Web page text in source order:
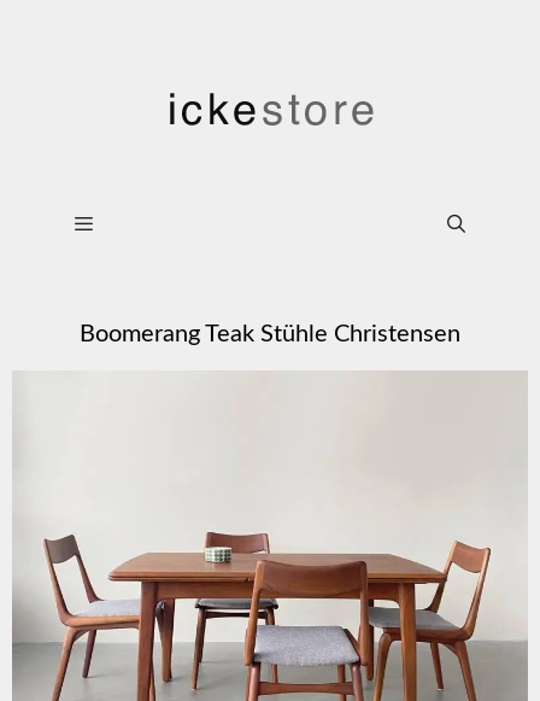
Boomerang Teak Stühle Christensen